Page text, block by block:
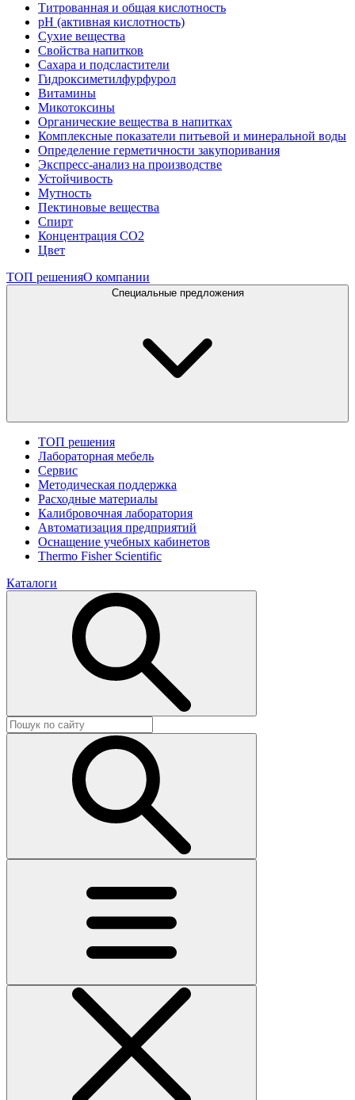
Титрованная и общая кислотность
рН (активная кислотность)
Сухие вещества
Свойства напитков
Сахара и подсластители
Гидроксиметилфурфурол
Витамины
Микотоксины
Органические вещества в напитках
Комплексные показатели питьевой и минеральной воды
Определение герметичности закупоривания
Экспресс-анализ на производстве
Устойчивость
Мутность
Пектиновые вещества
Спирт
Концентрация СО2
Цвет
ТОП решенияО компании
Специальные предложения
ТОП решения
Лабораторная мебель
Сервис
Методическая поддержка
Расходные материалы
Калибровочная лаборатория
Автоматизация предприятий
Оснащение учебных кабинетов
Thermo Fisher Scientific
Каталоги